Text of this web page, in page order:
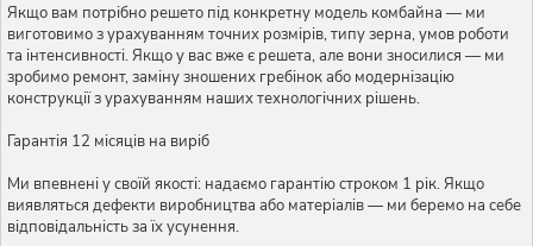
Якщо вам потрібно решето під конкретну модель комбайна — ми
виготовимо з урахуванням точних розмірів, типу зерна, умов роботи
та інтенсивності. Якщо у вас вже є решета, але вони зносилися — ми
зробимо ремонт, заміну зношених гребінок або модернізацію
конструкції з урахуванням наших технологічних рішень.
Гарантія 12 місяців на виріб
Ми впевнені у своїй якості: надаємо гарантію строком 1 рік. Якщо
виявляться дефекти виробництва або матеріалів — ми беремо на себе
відповідальність за їх усунення.